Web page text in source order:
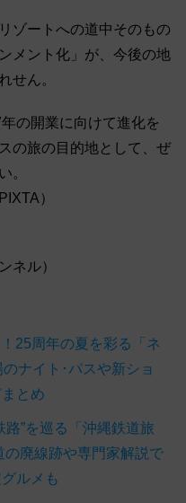
ゾートへの道中そのもの
メント化」が、今後の地
せん。
の開業に向けて進化を
の旅の目的地として、ぜ
。
）
ネル）
25周年の夏を彩る「ネ
ナイト･パスや新ショ
とめ
”を巡る「沖縄鉄道旅
廃線跡や専門家解説で
ルメも